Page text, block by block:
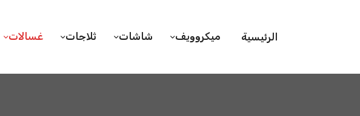
الرئيسية ميكروويف شاشات ثلاجات غسالات